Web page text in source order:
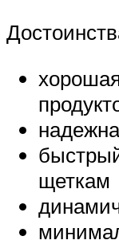
щеткам